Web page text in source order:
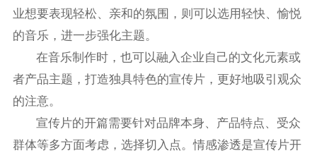
业想要表现轻松、亲和的氛围，则可以选用轻快、愉悦
的音乐，进一步强化主题。
在音乐制作时，也可以融入企业自己的文化元素或
者产品主题，打造独具特色的宣传片，更好地吸引观众
的注意。
宣传片的开篇需要针对品牌本身、产品特点、受众
群体等多方面考虑，选择切入点。情感渗透是宣传片开